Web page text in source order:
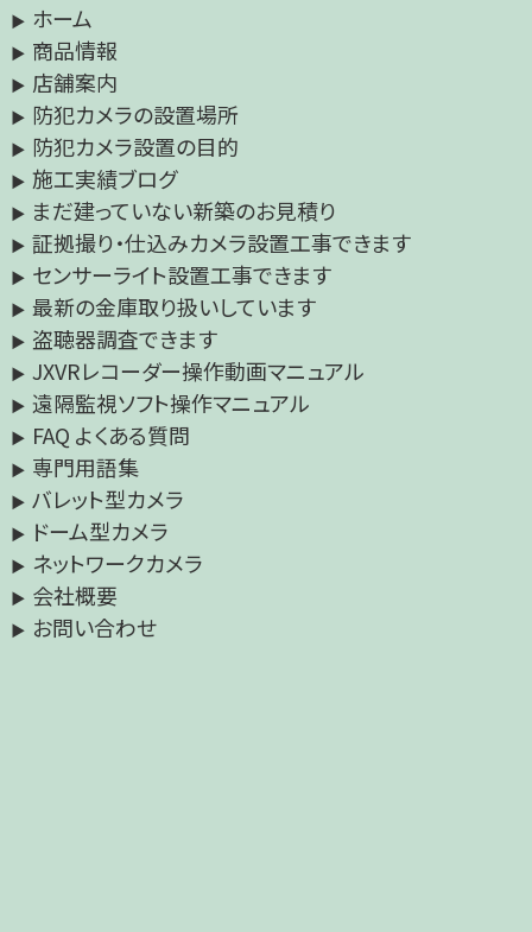
ホーム
商品情報
店舗案内
防犯カメラの設置場所
防犯カメラ設置の目的
施工実績ブログ
まだ建っていない新築のお見積り
証拠撮り・仕込みカメラ設置工事できます
センサーライト設置工事できます
最新の金庫取り扱いしています
盗聴器調査できます
JXVRレコーダー操作動画マニュアル
遠隔監視ソフト操作マニュアル
FAQ よくある質問
専門用語集
バレット型カメラ
ドーム型カメラ
ネットワークカメラ
会社概要
お問い合わせ